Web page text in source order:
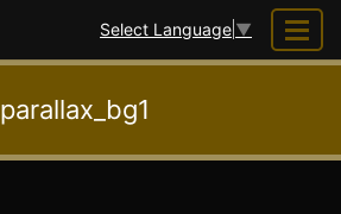
Select Language ▼
parallax_bg1